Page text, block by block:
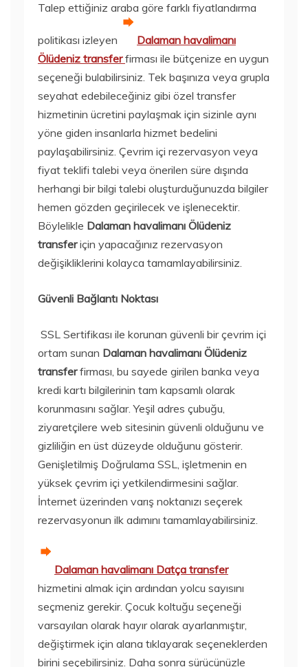
Talep ettiğiniz araba göre farklı fiyatlandırma
politikası izleyen
Dalaman havalimanı
Ölüdeniz transfer firması ile bütçenize en uygun
seçeneği bulabilirsiniz. Tek başınıza veya grupla
seyahat edebileceğiniz gibi özel transfer
hizmetinin ücretini paylaşmak için sizinle aynı
yöne giden insanlarla hizmet bedelini
paylaşabilirsiniz. Çevrim içi rezervasyon veya
fiyat teklifi talebi veya önerilen süre dışında
herhangi bir bilgi talebi oluşturduğunuzda bilgiler
hemen gözden geçirilecek ve işlenecektir.
Böylelikle Dalaman havalimanı Ölüdeniz
transferiçin yapacağınız rezervasyon
değişikliklerini kolayca tamamlayabilirsiniz.
Güvenli Bağlantı Noktası
SSL Sertifikası ile korunan güvenli bir çevrim içi
ortam sunan Dalaman havalimanı Ölüdeniz
transferfirması, bu sayede girilen banka veya
kredi kartı bilgilerinin tam kapsamlı olarak
korunmasını sağlar. Yeşil adres çubuğu,
ziyaretçilere web sitesinin güvenli olduğunu ve
gizliliğin en üst düzeyde olduğunu gösterir.
Genişletilmiş Doğrulama SSL, işletmenin en
yüksek çevrim içi yetkilendirmesini sağlar.
İnternet üzerinden varış noktanızı seçerek
rezervasyonun ilk adımını tamamlayabilirsiniz.
Dalaman havalimanı Datça transfer
hizmetini almak için ardından yolcu sayısını
seçmeniz gerekir. Çocuk koltuğu seçeneği
varsayılan olarak hayır olarak ayarlanmıştır,
değiştirmek için alana tıklayarak seçeneklerden
birini seçebilirsiniz. Daha sonra sürücünüzle